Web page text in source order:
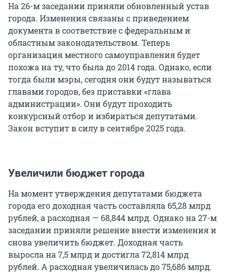
На 26-м заседании приняли обновленный устав
города. Изменения связаны с приведением
документа в соответствие с федеральным и
областным законодательством. Теперь
организация местного самоуправления будет
похожа на ту, что была до 2014 года. Однако, если
тогда были мэры, сегодня они будут называться
главами городов, без приставки «глава
администрации». Они будут проходить
конкурсный отбор и избираться депутатами.
Закон вступит в силу в сентябре 2025 года.
Увеличили бюджет города
На момент утверждения депутатами бюджета
города его доходная часть составляла 65,28 млрд
рублей, а расходная — 68,844 млрд. Однако на 27-м
заседании приняли решение внести изменения и
снова увеличить бюджет. Доходная часть
выросла на 7,5 млрд и достигла 72,814 млрд
рублей. А расходная увеличилась до 75,686 млрд.